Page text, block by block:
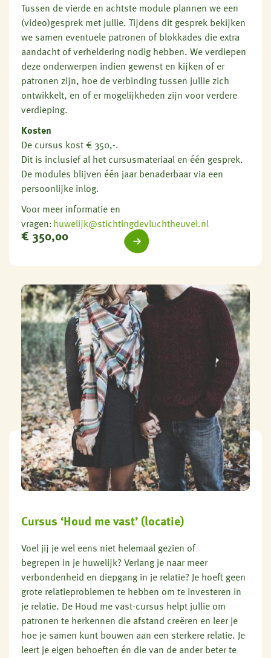
Tussen de vierde en achtste module plannen we een
(video)gesprek met jullie. Tijdens dit gesprek bekijken
we samen eventuele patronen of blokkades die extra
aandacht of verheldering nodig hebben. We verdiepen
deze onderwerpen indien gewenst en kijken of er
patronen zijn, hoe de verbinding tussen jullie zich
ontwikkelt, en of er mogelijkheden zijn voor verdere
verdieping.
Kosten
De cursus kost € 350,-.
Dit is inclusief al het cursusmateriaal en één gesprek.
De modules blijven één jaar benaderbaar via een
persoonlijke inlog.
Voor meer informatie en
vragen: huwelijk@stichtingdevluchtheuvel.nl
€ 350,00
Cursus ‘Houd me vast’ (locatie)
Voel jij je wel eens niet helemaal gezien of
begrepen in je huwelijk? Verlang je naar meer
verbondenheid en diepgang in je relatie? Je hoeft geen
grote relatieproblemen te hebben om te investeren in
je relatie. De Houd me vast-cursus helpt jullie om
patronen te herkennen die afstand creëren en leer je
hoe je samen kunt bouwen aan een sterkere relatie. Je
leert je eigen behoeften én die van de ander beter te